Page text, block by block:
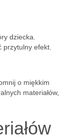
dziecka.
efekt.
o miękkim
materiałów,